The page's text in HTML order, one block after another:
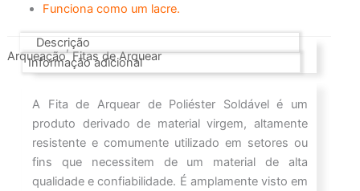
Funciona como um lacre.
Arqueação
,
Fitas de Arquear
Descrição
Informação adicional
A Fita de Arquear de Poliéster Soldável é um
produto derivado de material virgem, altamente
resistente e comumente utilizado em setores ou
fins que necessitem de um material de alta
qualidade e confiabilidade. É amplamente visto em